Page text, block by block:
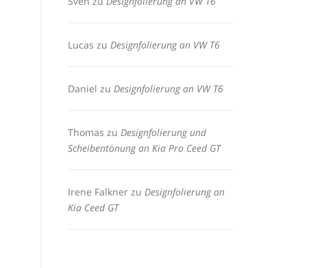
Lucas zu Designfolierung an VW T6
Daniel zu Designfolierung an VW T6
Thomas zu Designfolierung und
Scheibentönung an Kia Pro Ceed GT
Irene Falkner zu Designfolierung an
Kia Ceed GT